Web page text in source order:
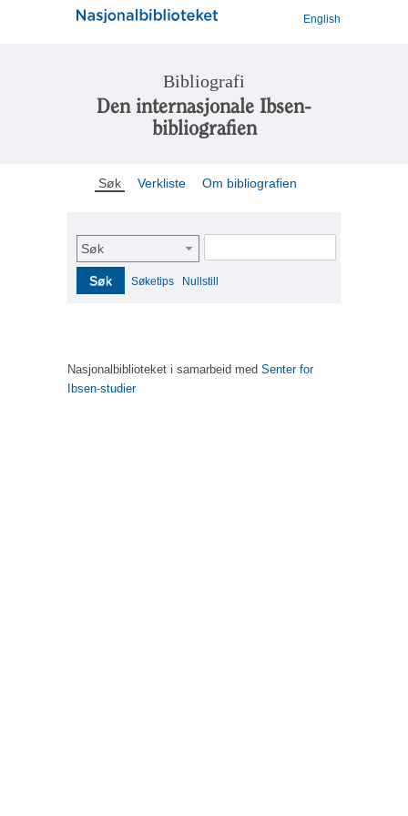
English
Bibliografi
Den internasjonale Ibsen-
bibliografien
Søk Verkliste Om bibliografien
Søk
Søk Søketips Nullstill
Nasjonalbiblioteket i samarbeid med Senter for
Ibsen-studier